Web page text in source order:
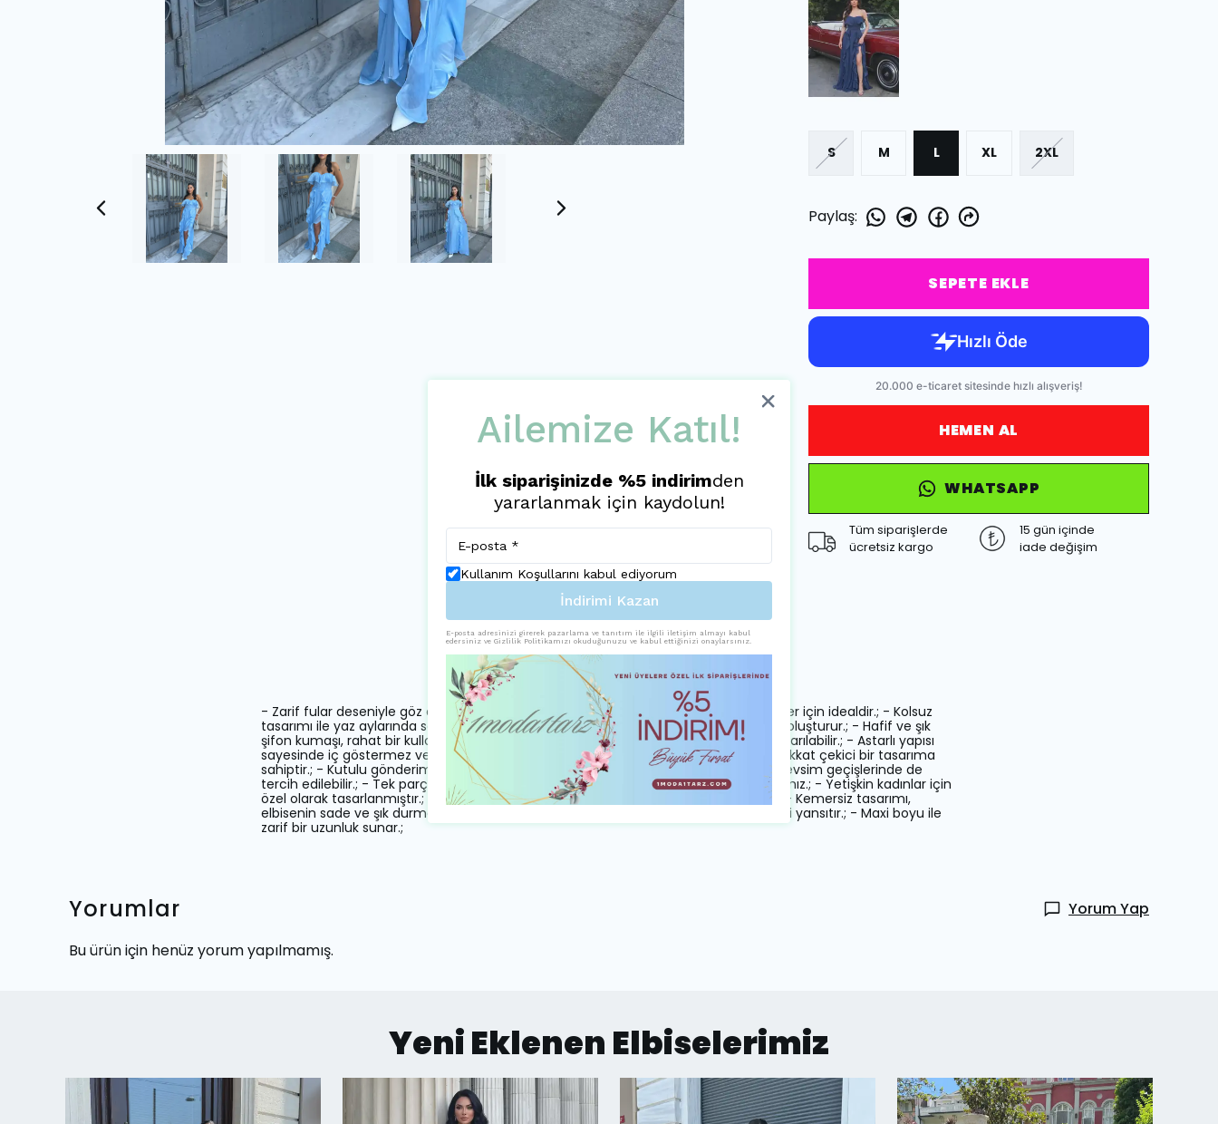
S M L XL 2XL
Paylaş:
SEPETE EKLE
HEMEN AL
WHATSAPP
Tüm siparişlerde
ücretsiz kargo
15 gün içinde
iade değişim
Ürün Açıklaması
- Zarif fular deseniyle göz alıcı bir görünüm sunar.; - Düğün ve nikah gibi özel davetler için idealdir.; - Kolsuz
tasarımı ile yaz aylarında serinlik sağlar.; - Straplez yaka detayı ile feminen bir siluet oluşturur.; - Hafif ve şık
şifon kumaşı, rahat bir kullanım sunar.; - Fermuarlı kapama şekliyle kolayca giyilip çıkarılabilir.; - Astarlı yapısı
sayesinde iç göstermez ve konforlu bir deneyim sağlar.; - Sexy persona'ya uygun, dikkat çekici bir tasarıma
sahiptir.; - Kutulu gönderimi ile şık bir sunum sağlar.; - Orta kalınlıkta dokuma tipi, mevsim geçişlerinde de
tercih edilebilir.; - Tek parça olarak paketlenmiştir, ekstra aksesuara gerek duymazsınız.; - Yetişkin kadınlar için
özel olarak tasarlanmıştır.; - Regular kalıp ve silueti ile vücut hatlarını nazikçe sarar.; - Kemersiz tasarımı,
elbisenin sade ve şık durmasını sağlar.; - Türkiye'de üretilmiştir, yerel üretim kalitesini yansıtır.; - Maxi boyu ile
zarif bir uzunluk sunar.;
Yorumlar
Yorum Yap
Bu ürün için henüz yorum yapılmamış.
Yeni Eklenen Elbiselerimiz
Ailemize Katıl!
İlk siparişinizde %5 indirimden
yararlanmak için kaydolun!
Kullanım Koşullarını kabul ediyorum
İndirimi Kazan
E-posta adresinizi girerek pazarlama ve tanıtım ile ilgili iletişim almayı kabul
edersiniz ve Gizlilik Politikamızı okuduğunuzu ve kabul ettiğinizi onaylarsınız.